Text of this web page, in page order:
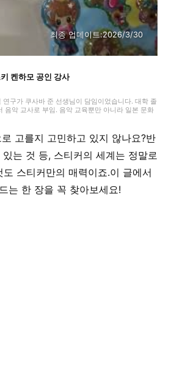
최종 업데이트:2026/3/30
켄하모 공인 강사
구가 쿠사바 준 선생님이 담임이었습니다. 대학 졸
음악 교사로 부임. 음악 교육뿐만 아니라 일본 문화
노래, 수공예, 장난감, 그림 그리기, 전승 놀이, 아웃
고를지 고민하고 있지 않나요?반
는 것 등, 스티커의 세계는 정말로
스티커만의 매력이죠.이 글에서
는 한 장을 꼭 찾아보세요!